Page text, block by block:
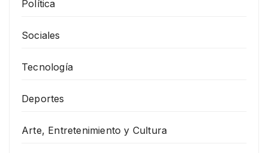
Política
Sociales
Tecnología
Deportes
Arte, Entretenimiento y Cultura